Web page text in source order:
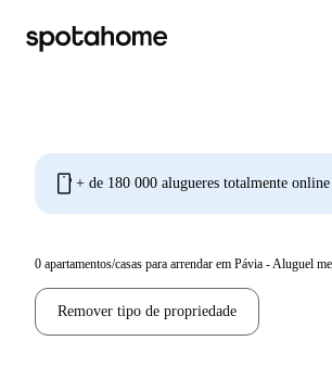
mobile + de 180 000 alugueres totalmente online
0 apartamentos/casas para arrendar em Pávia - Aluguel
Remover tipo de propriedade